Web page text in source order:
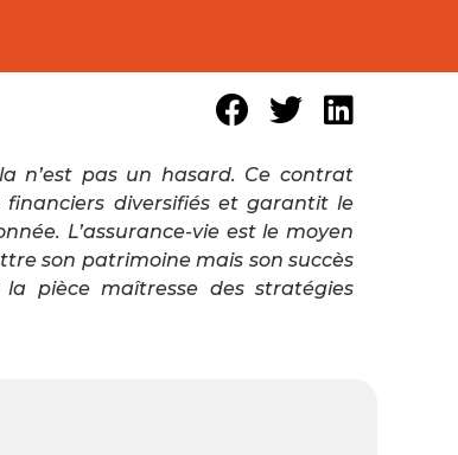
n’est pas un hasard. Ce contrat
financiers diversifiés et garantit le
L’assurance-vie est le moyen
son patrimoine mais son succès
pièce maîtresse des stratégies